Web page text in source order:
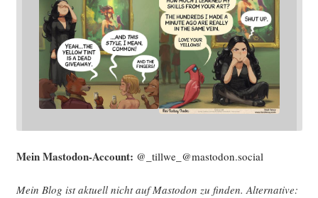
Mein Mast­o­don-Account: @_tillwe_@mastodon.social
Mein Blog ist aktu­ell nicht auf Mast­o­don zu fin­den. Alter­na­ti­ve: